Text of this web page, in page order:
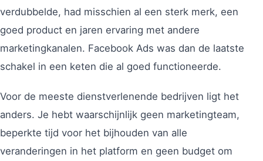
verdubbelde, had misschien al een sterk merk, een
goed product en jaren ervaring met andere
marketingkanalen. Facebook Ads was dan de laatste
schakel in een keten die al goed functioneerde.
Voor de meeste dienstverlenende bedrijven ligt het
anders. Je hebt waarschijnlijk geen marketingteam,
beperkte tijd voor het bijhouden van alle
veranderingen in het platform en geen budget om